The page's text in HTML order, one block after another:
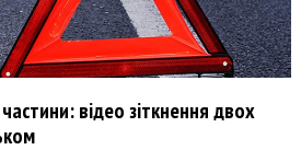
відео зіткнення двох